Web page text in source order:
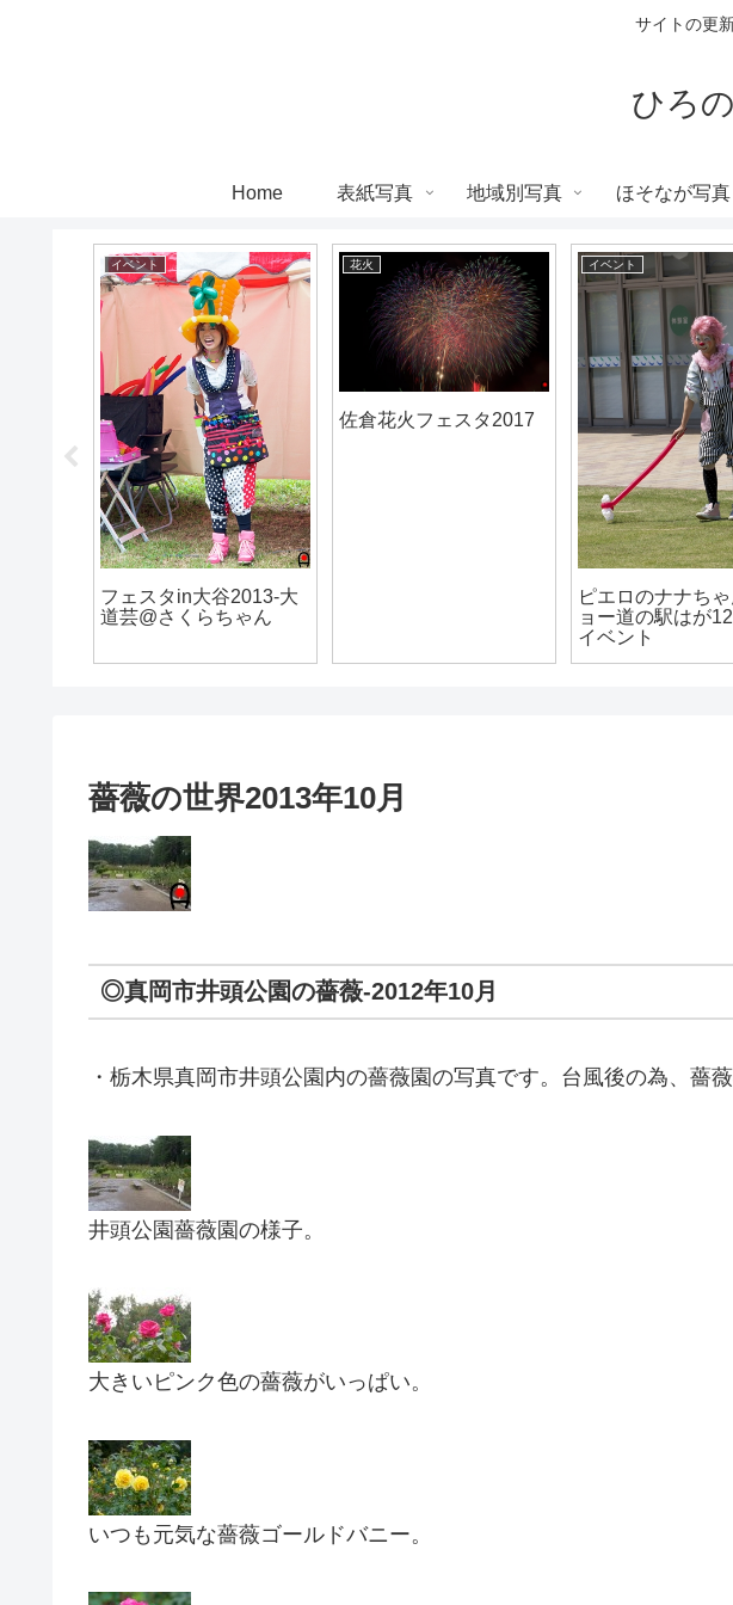
サイトの更
ひろ
Home 表紙写真 地域別写真 ほそなが写真
イベント
フェスタin大谷2013-大
道芸@さくらちゃん
花火
佐倉花火フェスタ2017
イベント
ピエロのナナち
ョー道の駅はが
イベント
薔薇の世界2013年10月
◎真岡市井頭公園の薔薇-2012年10月
・栃木県真岡市井頭公園内の薔薇園の写真です。台風後の為、薔
井頭公園薔薇園の様子。
大きいピンク色の薔薇がいっぱい。
いつも元気な薔薇ゴールドバニー。